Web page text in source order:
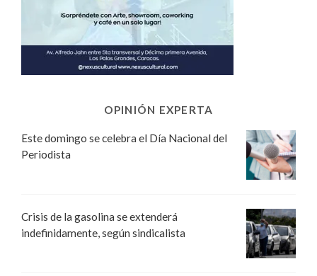
OPINIÓN EXPERTA
Este domingo se celebra el Día Nacional del
Periodista
Crisis de la gasolina se extenderá
indefinidamente, según sindicalista